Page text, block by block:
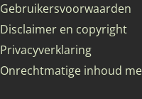
Gebruikersvoorwaarden
Disclaimer en copyright
Privacyverklaring
Onrechtmatige inhoud